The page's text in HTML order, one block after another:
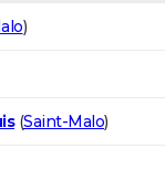
)
(Saint-Malo)